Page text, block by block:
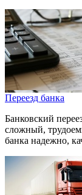
Переезд банка
Банковский
сложный,
банка надежно,